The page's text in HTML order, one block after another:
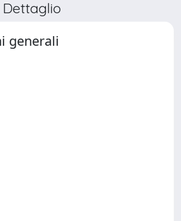
Dettaglio
generali